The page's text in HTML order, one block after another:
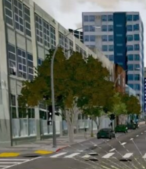
動駕駛車的發展便在道路測試這一關
車得在測試道路上行駛110億 英里，
有自動駕駛車研發單位在2016年的
Inception 計畫成員的新創公司
需的時間。
習與電腦視覺，開發出一種或許能
情況下，從 A 點移動到 B 點。